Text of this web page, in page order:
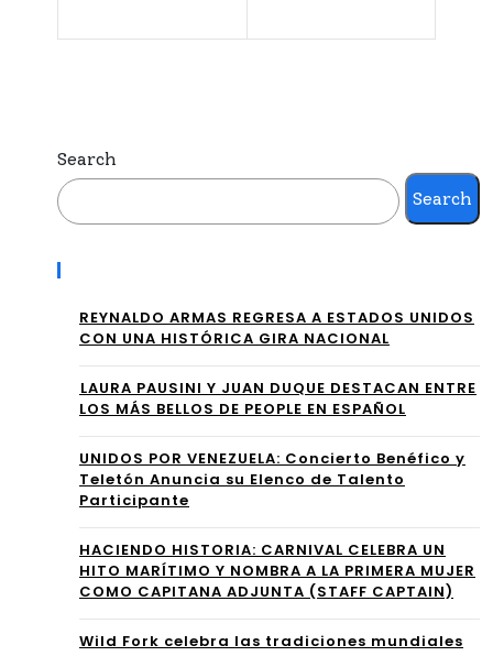
mi
no
mi
nad
os
a
los
Lat
in
GR
ta
s
esp
era
da
por
los
lati
nos
Search
Search
REYNALDO ARMAS REGRESA A ESTADOS UNIDOS
CON UNA HISTÓRICA GIRA NACIONAL
⁠LAURA PAUSINI Y JUAN DUQUE DESTACAN ENTRE
LOS MÁS BELLOS DE PEOPLE EN ESPAÑOL
UNIDOS POR VENEZUELA: Concierto Benéfico y
Teletón Anuncia su Elenco de Talento
Participante
HACIENDO HISTORIA: CARNIVAL CELEBRA UN
HITO MARÍTIMO Y NOMBRA A LA PRIMERA MUJER
COMO CAPITANA ADJUNTA (STAFF CAPTAIN)
Wild Fork celebra las tradiciones mundiales